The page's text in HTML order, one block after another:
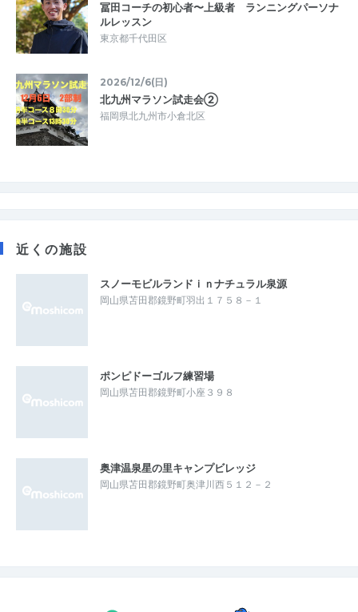
冨田コーチの初心者〜上級者 ランニングパーソナ
ルレッスン
東京都千代田区
2026/12/6(日)
北九州マラソン試走会②
福岡県北九州市小倉北区
近くの施設
スノーモビルランドｉｎナチュラル泉源
岡山県苫田郡鏡野町羽出１７５８－１
ポンピドーゴルフ練習場
岡山県苫田郡鏡野町小座３９８
奥津温泉星の里キャンプビレッジ
岡山県苫田郡鏡野町奥津川西５１２－２